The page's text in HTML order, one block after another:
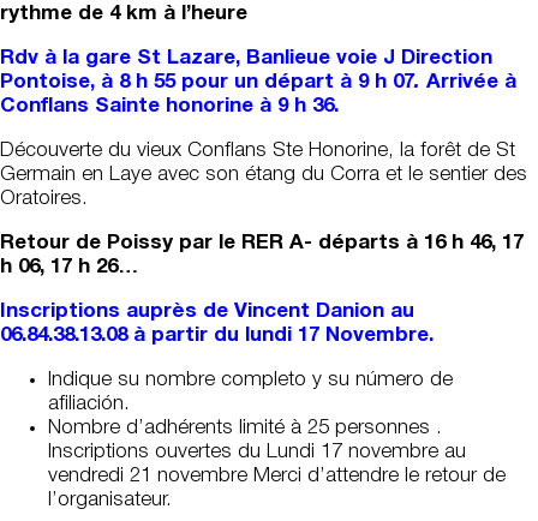
rythme de 4 km à l’heure
Rdv à la gare St Lazare, Banlieue voie J Direction
Pontoise, à 8 h 55 pour un départ à 9 h 07. Arrivée à
Conflans Sainte honorine à 9 h 36.
Découverte du vieux Conflans Ste Honorine, la forêt de St
Germain en Laye avec son étang du Corra et le sentier des
Oratoires.
Retour de Poissy par le RER A- départs à 16 h 46, 17
h 06, 17 h 26…
Inscriptions auprès de Vincent Danion au
06.84.38.13.08 à partir du lundi 17 Novembre.
Indique su nombre completo y su número de
afiliación.
Nombre d’adhérents limité à 25 personnes .
Inscriptions ouvertes du Lundi 17 novembre au
vendredi 21 novembre Merci d’attendre le retour de
l’organisateur.